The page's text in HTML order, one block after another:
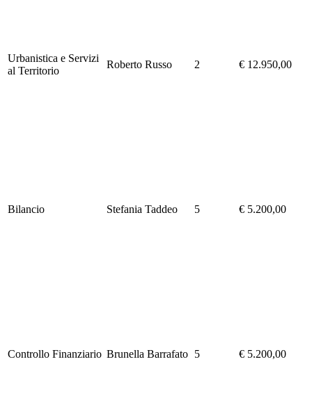
Urbanistica e Servizi
al Territorio
Roberto Russo 2 € 12.950,00
Bilancio Stefania Taddeo 5 € 5.200,00
Controllo Finanziario Brunella Barrafato 5 € 5.200,00